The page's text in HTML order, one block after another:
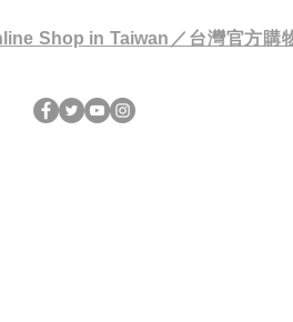
Shop in Taiwan／台灣官方購